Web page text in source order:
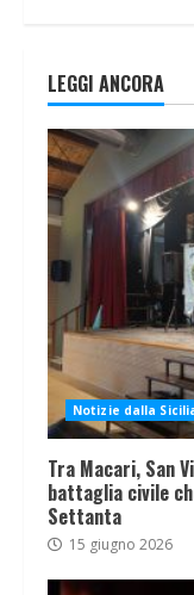
LEGGI ANCORA
Notizie dalla
Tra Macari, San
battaglia civile
Settanta
15 giugno 2026